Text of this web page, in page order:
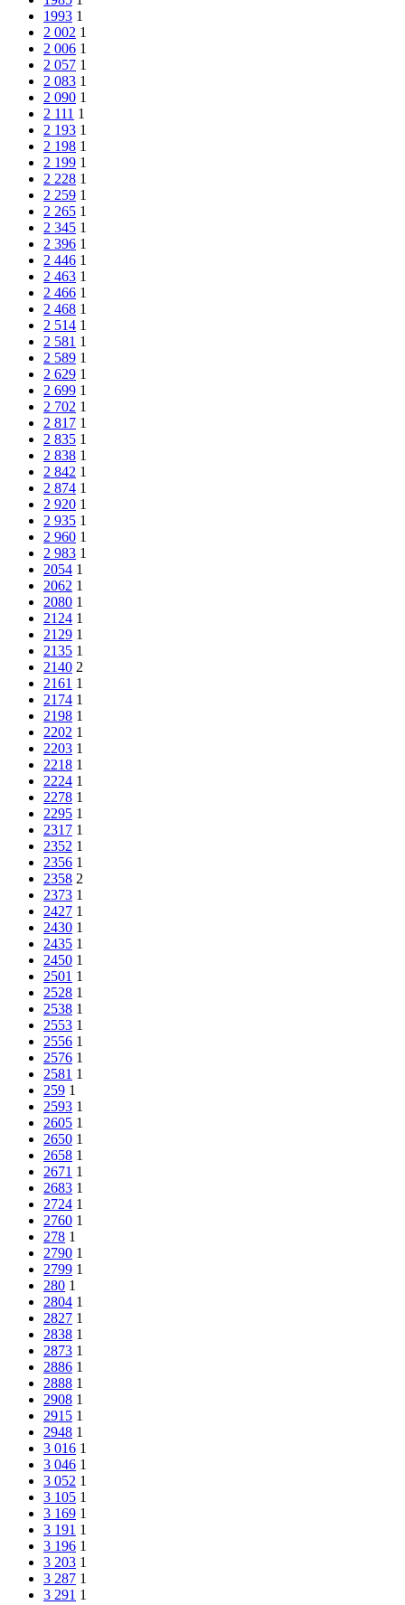
1993 1
2 002 1
2 006 1
2 057 1
2 083 1
2 090 1
2 111 1
2 193 1
2 198 1
2 199 1
2 228 1
2 259 1
2 265 1
2 345 1
2 396 1
2 446 1
2 463 1
2 466 1
2 468 1
2 514 1
2 581 1
2 589 1
2 629 1
2 699 1
2 702 1
2 817 1
2 835 1
2 838 1
2 842 1
2 874 1
2 920 1
2 935 1
2 960 1
2 983 1
2054 1
2062 1
2080 1
2124 1
2129 1
2135 1
2140 2
2161 1
2174 1
2198 1
2202 1
2203 1
2218 1
2224 1
2278 1
2295 1
2317 1
2352 1
2356 1
2358 2
2373 1
2427 1
2430 1
2435 1
2450 1
2501 1
2528 1
2538 1
2553 1
2556 1
2576 1
2581 1
259 1
2593 1
2605 1
2650 1
2658 1
2671 1
2683 1
2724 1
2760 1
278 1
2790 1
2799 1
280 1
2804 1
2827 1
2838 1
2873 1
2886 1
2888 1
2908 1
2915 1
2948 1
3 016 1
3 046 1
3 052 1
3 105 1
3 169 1
3 191 1
3 196 1
3 203 1
3 287 1
3 291 1